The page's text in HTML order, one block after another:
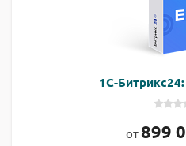
1С-
от 899